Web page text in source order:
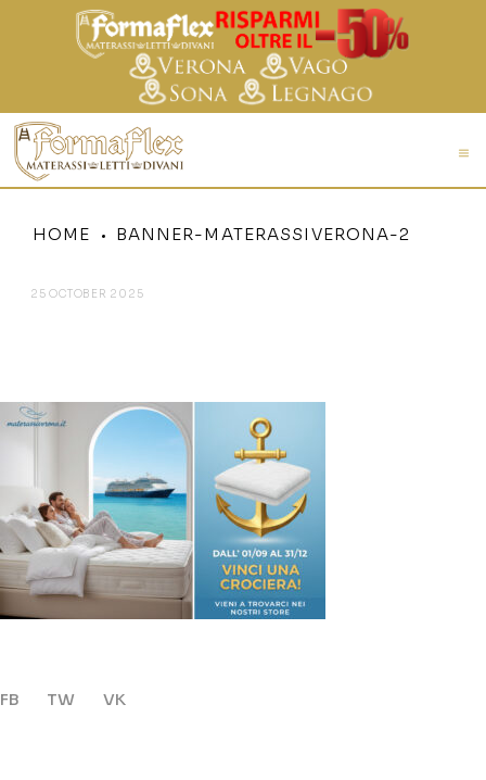
HOME BANNER-MATERASSIVERONA-2
25 OCTOBER 2025
FB TW VK